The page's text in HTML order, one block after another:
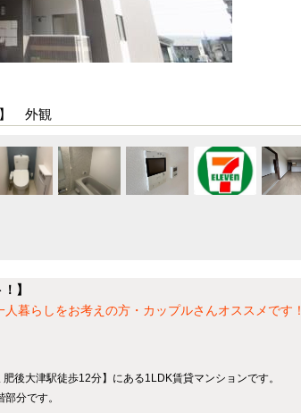
】 外観
】
暮らしをお考えの方・カップルさんオススメです！
後大津駅徒歩12分】にある1LDK賃貸マンションです。
分です。